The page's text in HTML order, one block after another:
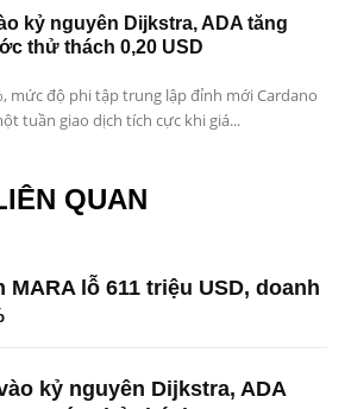
kỷ nguyên Dijkstra, ADA tăng
thử thách 0,20 USD
mức độ phi tập trung lập đỉnh mới Cardano
tuần giao dịch tích cực khi giá...
QUAN
lỗ 611 triệu USD, doanh
kỷ nguyên Dijkstra, ADA